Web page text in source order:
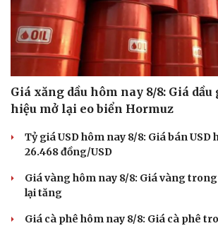
Giá xăng dầu hôm nay 8/8: Giá
hiệu mở lại eo biển Hormuz
Tỷ giá USD hôm nay 8/8: Giá bán USD
26.468 đồng/USD
Giá vàng hôm nay 8/8: Giá vàng
lại tăng
Giá cà phê hôm nay 8/8: Giá cà phê